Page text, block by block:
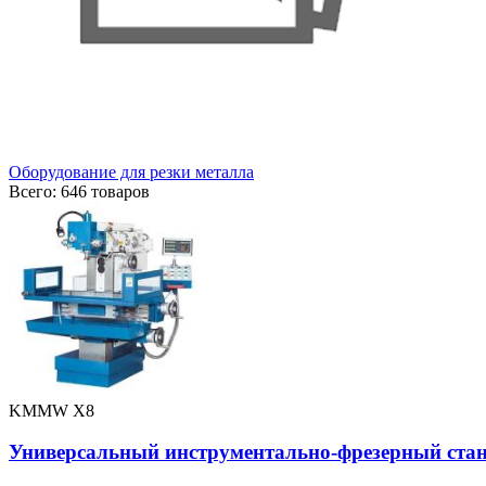
Оборудование для резки металла
Всего: 646 товаров
KMMW X8
Универсальный инструментально-фрезерный